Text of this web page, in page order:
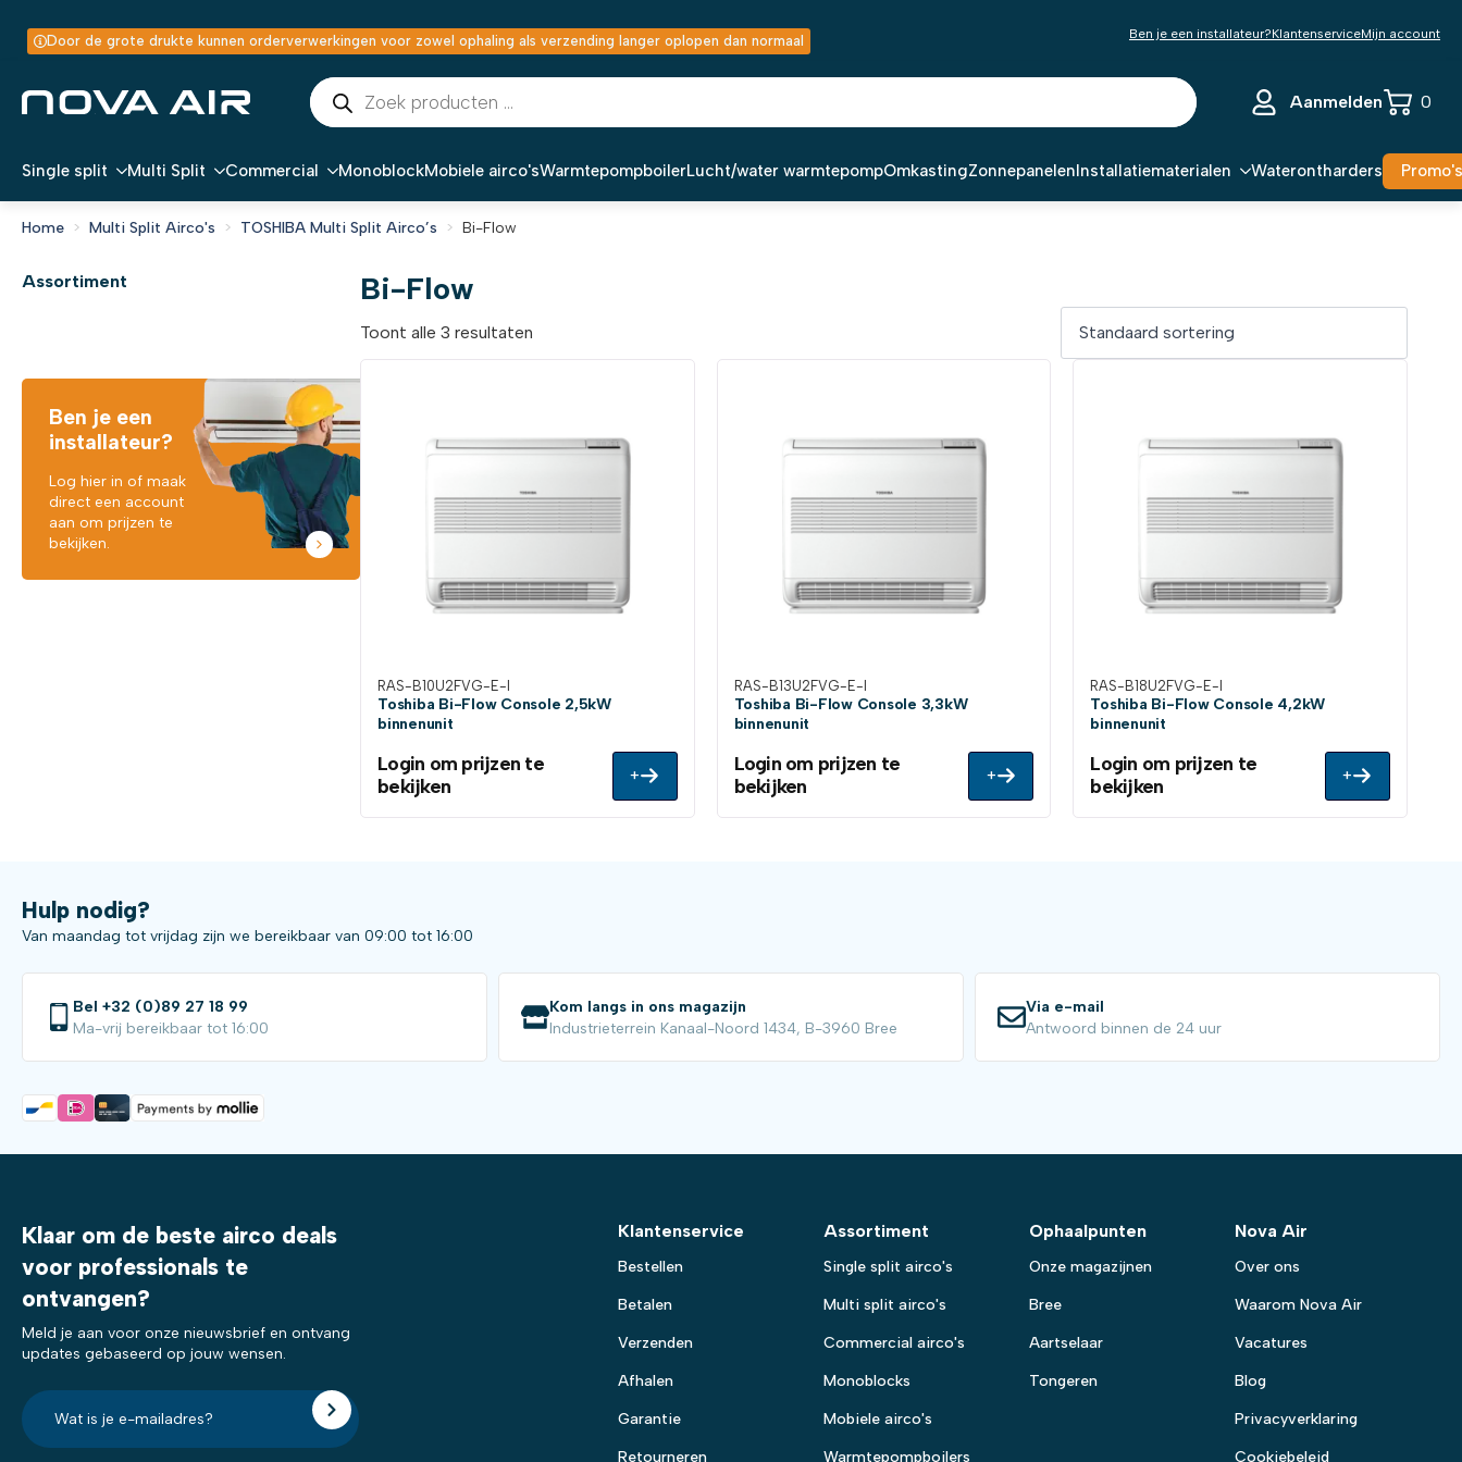
Door de grote drukte kunnen orderverwerkingen voor zowel ophaling als verzending langer oplopen dan normaal Ben je een installateur?KlantenserviceMijn account
Producten
zoeken
Aanmelden 0
Single split Multi Split Commercial MonoblockMobiele airco'sWarmtepompboilerLucht/water warmtepompOmkastingZonnepanelenInstallatiematerialen Waterontharders Promo's
Home Multi Split Airco's TOSHIBA Multi Split Airco’s Bi-Flow
Assortiment
Ben je een
installateur?
Log hier in of maak
direct een account
aan om prijzen te
bekijken.
Bi-Flow
Toont alle 3 resultaten
RAS-B10U2FVG-E-I
Toshiba Bi-Flow Console 2,5kW
binnenunit
Login om prijzen te
bekijken
+
RAS-B13U2FVG-E-I
Toshiba Bi-Flow Console 3,3kW
binnenunit
Login om prijzen te
bekijken
+
RAS-B18U2FVG-E-I
Toshiba Bi-Flow Console 4,2kW
binnenunit
Login om prijzen te
bekijken
+
Hulp nodig?
Van maandag tot vrijdag zijn we bereikbaar van 09:00 tot 16:00
Bel +32 (0)89 27 18 99
Ma-vrij bereikbaar tot 16:00
Kom langs in ons magazijn
Industrieterrein Kanaal-Noord 1434, B-3960 Bree
Via e-mail
Antwoord binnen de 24 uur
Klaar om de beste airco deals
voor professionals te
ontvangen?
Meld je aan voor onze nieuwsbrief en ontvang
updates gebaseerd op jouw wensen.
E-
mailadres?
*
Klantenservice
Bestellen
Betalen
Verzenden
Afhalen
Garantie
Retourneren
Assortiment
Single split airco's
Multi split airco's
Commercial airco's
Monoblocks
Mobiele airco's
Warmtepompboilers
Ophaalpunten
Onze magazijnen
Bree
Aartselaar
Tongeren
Nova Air
Over ons
Waarom Nova Air
Vacatures
Blog
Privacyverklaring
Cookiebeleid